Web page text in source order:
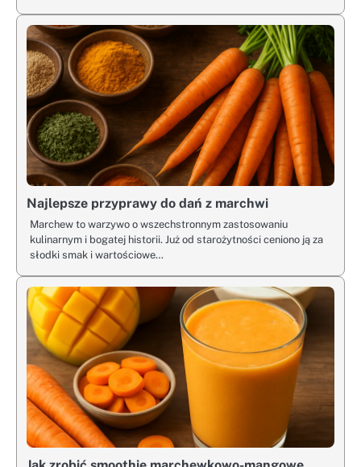
Najlepsze przyprawy do dań z marchwi
Marchew to warzywo o wszechstronnym zastosowaniu
kulinarnym i bogatej historii. Już od starożytności ceniono ją za
słodki smak i wartościowe…